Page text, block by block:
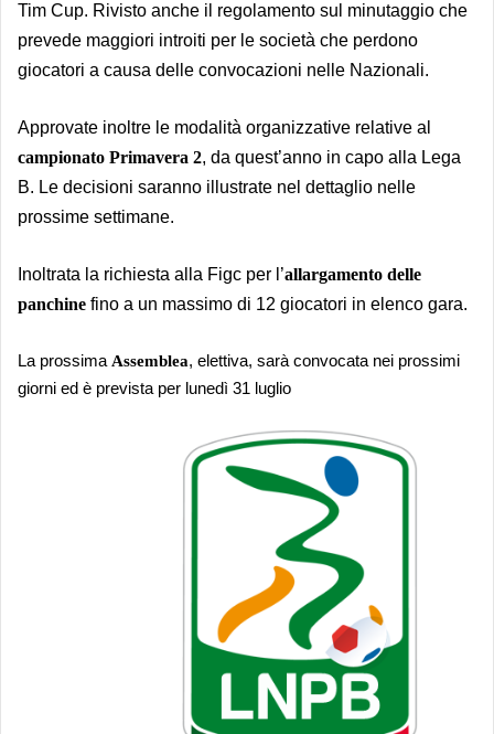
Tim Cup. Rivisto anche il regolamento sul minutaggio che
prevede maggiori introiti per le società che perdono
giocatori a causa delle convocazioni nelle Nazionali.
Approvate inoltre le modalità organizzative relative al
campionato Primavera 2, da quest’anno in capo alla Lega
B. Le decisioni saranno illustrate nel dettaglio nelle
prossime settimane.
Inoltrata la richiesta alla Figc per l’allargamento delle
panchine fino a un massimo di 12 giocatori in elenco gara.
La prossima Assemblea, elettiva, sarà convocata nei prossimi
giorni ed è prevista per lunedì 31 luglio